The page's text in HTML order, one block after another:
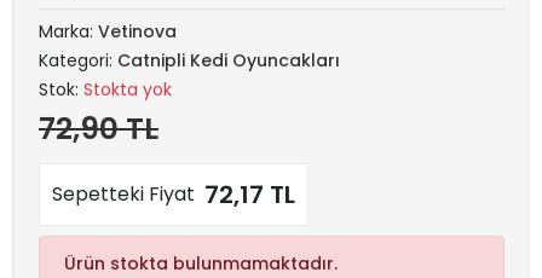
Marka: Vetinova
Kategori: Catnipli Kedi Oyuncakları
Stok: Stokta yok
72,90 TL
Sepetteki Fiyat 72,17 TL
Ürün stokta bulunmamaktadır.